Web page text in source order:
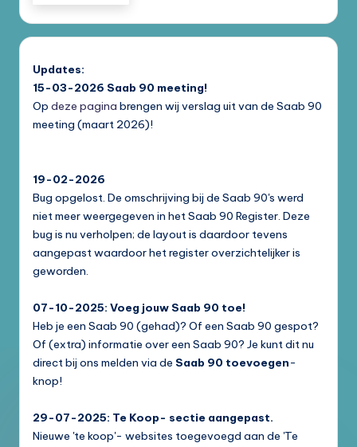
Updates:
15-03-2026 Saab 90 meeting!
Op deze pagina brengen wij verslag uit van de Saab 90
meeting (maart 2026)!
19-02-2026
Bug opgelost. De omschrijving bij de Saab 90's werd
niet meer weergegeven in het Saab 90 Register. Deze
bug is nu verholpen; de layout is daardoor tevens
aangepast waardoor het register overzichtelijker is
geworden.
07-10-2025: Voeg jouw Saab 90 toe!
Heb je een Saab 90 (gehad)? Of een Saab 90 gespot?
Of (extra) informatie over een Saab 90? Je kunt dit nu
direct bij ons melden via de Saab 90 toevoegen-
knop!
29-07-2025: Te Koop- sectie aangepast.
Nieuwe 'te koop'- websites toegevoegd aan de 'Te